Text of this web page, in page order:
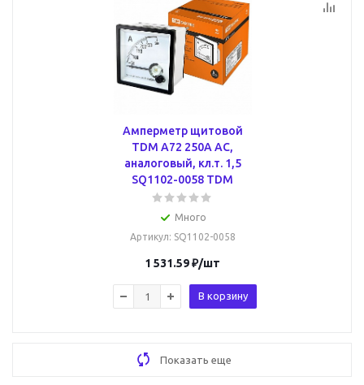
Амперметр щитовой
TDM А72 250А AC,
аналоговый, кл.т. 1,5
SQ1102-0058 TDM
Много
Артикул: SQ1102-0058
1 531.59₽/шт
В корзину
Показать еще